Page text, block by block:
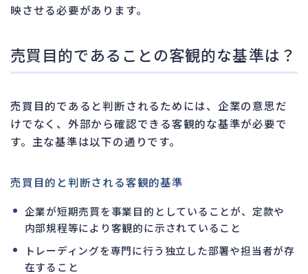
映させる必要があります。
売買目的であることの客観的な基準は？
売買目的であると判断されるためには、企業の意思だ
けでなく、外部から確認できる客観的な基準が必要で
す。主な基準は以下の通りです。
売買目的と判断される客観的基準
企業が短期売買を事業目的としていることが、定款や
内部規程等により客観的に示されていること
トレーディングを専門に行う独立した部署や担当者が存
在すること